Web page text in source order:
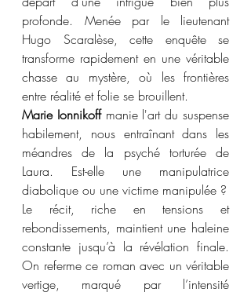
profonde. Menée par le lieutenant
Hugo Scaralèse, cette enquête se
transforme rapidement en une véritable
chasse au mystère, où les frontières
entre réalité et folie se brouillent.
Marie Ionnikoff manie l'art du suspense
habilement, nous entraînant dans les
méandres de la psyché torturée de
Laura. Est-elle une manipulatrice
diabolique ou une victime manipulée ?
Le récit, riche en tensions et
rebondissements, maintient une haleine
constante jusqu’à la révélation finale.
On referme ce roman avec un véritable
vertige, marqué par l’intensité